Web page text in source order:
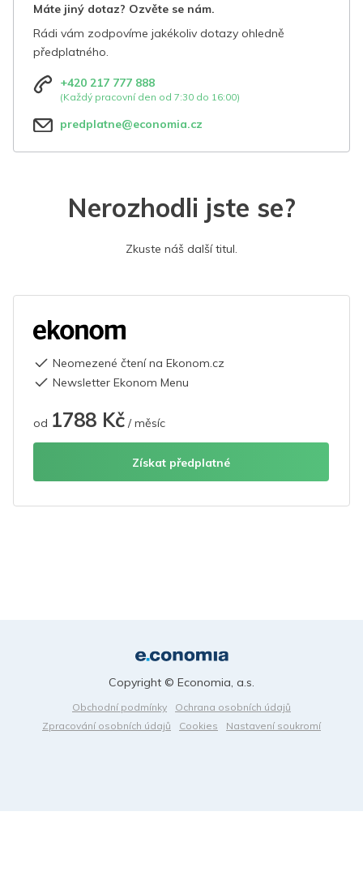
Máte jiný dotaz? Ozvěte se nám.
Rádi vám zodpovíme jakékoliv dotazy ohledně
předplatného.
+420 217 777 888
(Každý pracovní den od 7:30 do 16:00)
predplatne@economia.cz
Nerozhodli jste se?
Zkuste náš další titul.
Neomezené čtení na Ekonom.cz
Newsletter Ekonom Menu
od 1788 Kč / měsíc
Získat předplatné
Obchodní podmínky
Ochrana osobních údajů
Zpracování osobních údajů
Cookies Nastavení soukromí
Copyright © Economia, a.s.